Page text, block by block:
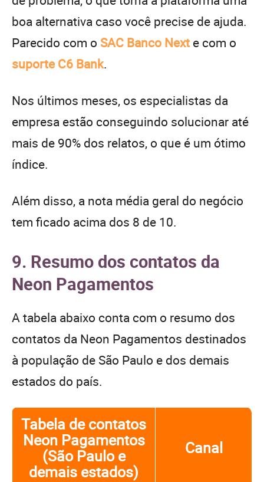
boa alternativa caso você precise de ajuda.
Parecido com o SAC Banco Next e com o
suporte C6 Bank.
Nos últimos meses, os especialistas da
empresa estão conseguindo solucionar até
mais de 90% dos relatos, o que é um ótimo
índice.
Além disso, a nota média geral do negócio
tem ficado acima dos 8 de 10.
9. Resumo dos contatos da
Neon Pagamentos
A tabela abaixo conta com o resumo dos
contatos da Neon Pagamentos destinados
à população de São Paulo e dos demais
estados do país.
Tabela de contatos
Neon Pagamentos
(São Paulo e
demais estados)
Canal